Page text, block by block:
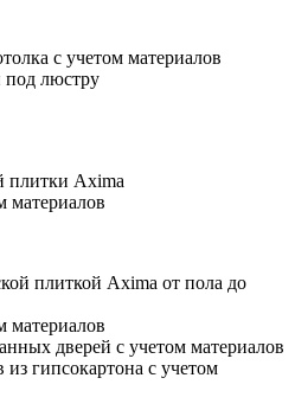
с учетом материалов
под люстру
плитки Axima
материалов
плиткой Axima от пола до
материалов
дверей с учетом материалов
из гипсокартона с учетом